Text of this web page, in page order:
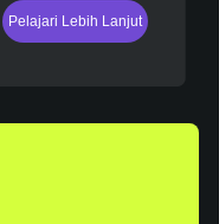
Pelajari Lebih Lanjut